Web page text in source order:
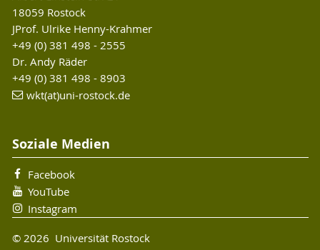
18059 Rostock
JProf. Ulrike Henny-Krahmer
+49 (0) 381 498 - 2555
Dr. Andy Räder
+49 (0) 381 498 - 8903
wkt(at)uni-rostock.de
Soziale Medien
Facebook
YouTube
Instagram
© 2026 Universität Rostock